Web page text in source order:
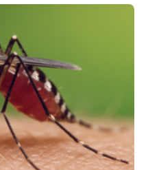
Millionen Jahren
eine Gruppe heraus,
die
Einige Arten
dichte Geflechte
Was auffällig ist: Die